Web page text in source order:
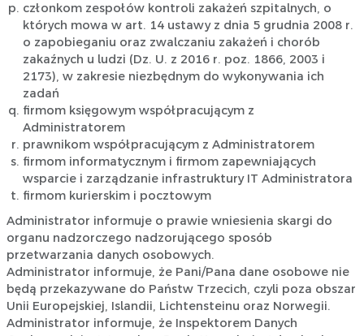
członkom zespołów kontroli zakażeń szpitalnych, o
których mowa w art. 14 ustawy z dnia 5 grudnia 2008 r.
o zapobieganiu oraz zwalczaniu zakażeń i chorób
zakaźnych u ludzi (Dz. U. z 2016 r. poz. 1866, 2003 i
2173), w zakresie niezbędnym do wykonywania ich
zadań
firmom księgowym współpracującym z
Administratorem
prawnikom współpracującym z Administratorem
firmom informatycznym i firmom zapewniających
wsparcie i zarządzanie infrastruktury IT Administratora
firmom kurierskim i pocztowym
Administrator informuje o prawie wniesienia skargi do
organu nadzorczego nadzorującego sposób
przetwarzania danych osobowych.
Administrator informuje, że Pani/Pana dane osobowe nie
będą przekazywane do Państw Trzecich, czyli poza obszar
Unii Europejskiej, Islandii, Lichtensteinu oraz Norwegii.
Administrator informuje, że Inspektorem Danych